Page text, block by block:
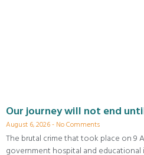
Our journey will not end
August 6, 2026 No Comments
The brutal crime that took place on 9
government hospital and